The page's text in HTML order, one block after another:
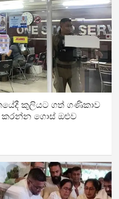
කුලියට ගත් ගණිකාව
කරන්න ගොස් ඔළුව